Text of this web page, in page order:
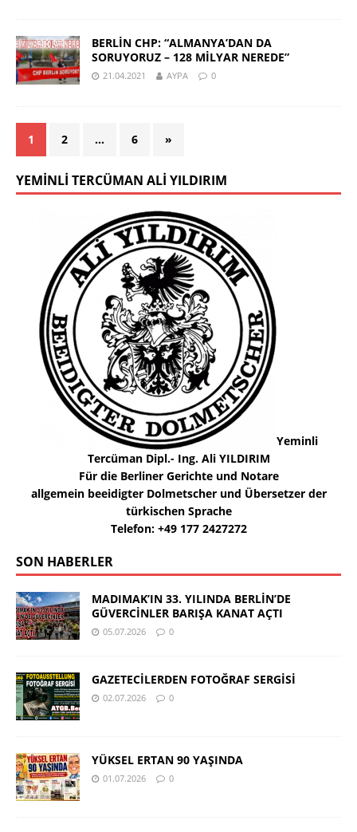
BERLİN CHP: “ALMANYA’DAN DA
SORUYORUZ – 128 MİLYAR NEREDE”
21.04.2021 AYPA 0
1 2 … 6 »
YEMINLI TERCÜMAN ALI YILDIRIM
Yeminli
Tercüman Dipl.- Ing. Ali YILDIRIM
Für die Berliner Gerichte und Notare
allgemein beeidigter Dolmetscher und Übersetzer der
türkischen Sprache
Telefon: +49 177 2427272
SON HABERLER
MADIMAK’IN 33. YILINDA BERLİN’DE
GÜVERCİNLER BARIŞA KANAT AÇTI
05.07.2026 0
GAZETECİLERDEN FOTOĞRAF SERGİSİ
02.07.2026 0
YÜKSEL ERTAN 90 YAŞINDA
01.07.2026 0